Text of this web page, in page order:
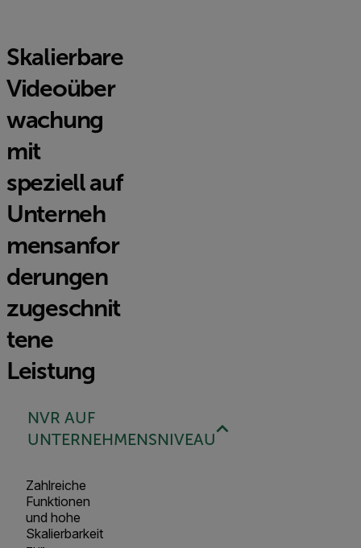
Skalierbare
Videoüber
wachung
mit
speziell auf
Unterneh
mensanfor
derungen
zugeschnit
tene
Leistung
NVR AUF
UNTERNEHMENSNIVEAU
Zahlreiche
Funktionen
und hohe
Skalierbarkeit